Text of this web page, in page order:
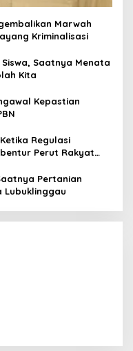
Marwah
Kriminalisasi
Saatnya Menata
Kita
Kepastian
Regulasi
Perut Rakyat
Pertanian
Wajah Kota Lubuklinggau